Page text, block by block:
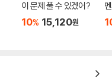
이 문제 풀 수 있겠어?
10% 15,120원